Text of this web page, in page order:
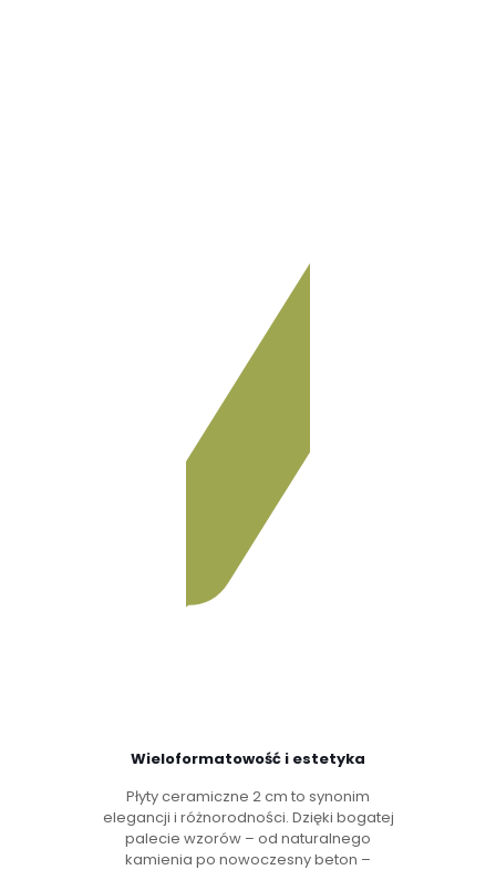
Wieloformatowość i estetyka
Płyty ceramiczne 2 cm to synonim
elegancji i różnorodności. Dzięki bogatej
palecie wzorów – od naturalnego
kamienia po nowoczesny beton –